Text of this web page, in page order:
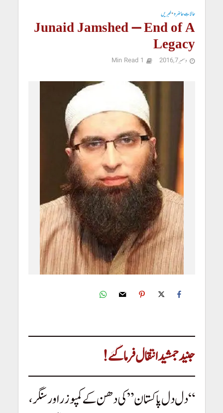
حالاتِ حاضرہ•خبریں
Junaid Jamshed – End of A
Legacy
دسمبر 7, 2016 1 Min Read
جنیدجمشید انتقال فرما گئے!
“دل دل پاکستان” کی دھن کے کمپوزر اور سنگر،